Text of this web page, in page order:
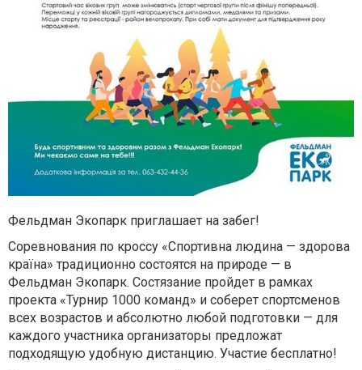
Фельдман Экопарк приглашает на забег!
Соревнования по кроссу «Спортивна людина — здорова
країна» традиционно состоятся на природе — в
Фельдман Экопарк. Состязание пройдет в рамках
проекта «Турнир 1000 команд» и соберет спортсменов
всех возрастов и абсолютно любой подготовки — для
каждого участника организаторы предложат
подходящую удобную дистанцию. Участие бесплатно!